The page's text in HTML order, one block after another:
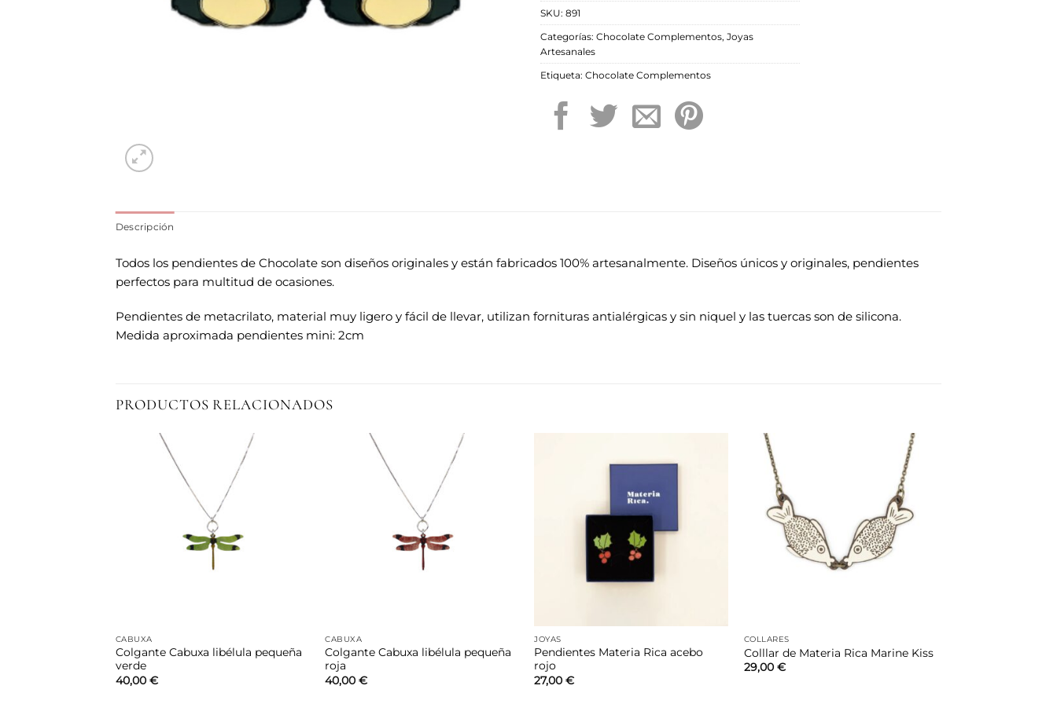
SKU: 891
Categorías: Chocolate Complementos, Joyas
Artesanales
Etiqueta: Chocolate Complementos
Descripción
Todos los pendientes de Chocolate son diseños originales y están fabricados 100% artesanalmente. Diseños únicos y originales, pendientes
perfectos para multitud de ocasiones.
Pendientes de metacrilato, material muy ligero y fácil de llevar, utilizan fornituras antialérgicas y sin niquel y las tuercas son de silicona.
Medida aproximada pendientes mini: 2cm
PRODUCTOS RELACIONADOS
CABUXA
Colgante Cabuxa libélula pequeña
verde
40,00 €
CABUXA
Colgante Cabuxa libélula pequeña
roja
40,00€
JOYAS
Pendientes Materia Rica acebo
rojo
27,00€
Añadir
a la
lista de
deseos
COLLARES
Colllar de Materia Rica Marine Kiss
29,00 €